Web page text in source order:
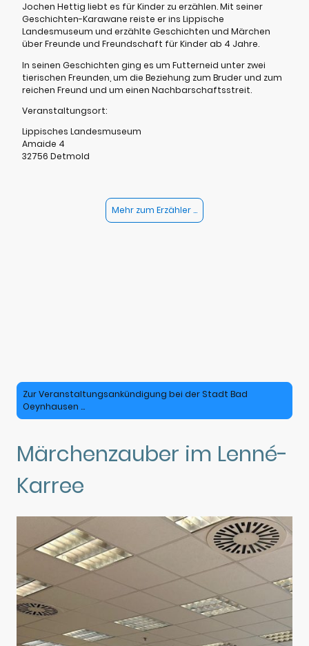
Jochen Hettig liebt es für Kinder zu erzählen. Mit seiner
Geschichten-Karawane reiste er ins Lippische
Landesmuseum und erzählte Geschichten und Märchen
über Freunde und Freundschaft für Kinder ab 4 Jahre.
In seinen Geschichten ging es um Futterneid unter zwei
tierischen Freunden, um die Beziehung zum Bruder und zum
reichen Freund und um einen Nachbarschaftsstreit.
Veranstaltungsort:
Lippisches Landesmuseum
Amaide 4
32756 Detmold
Mehr zum Erzähler ...
Zur Veranstaltungsankündigung bei der Stadt Bad
Oeynhausen ...
Märchenzauber im Lenné-
Karree